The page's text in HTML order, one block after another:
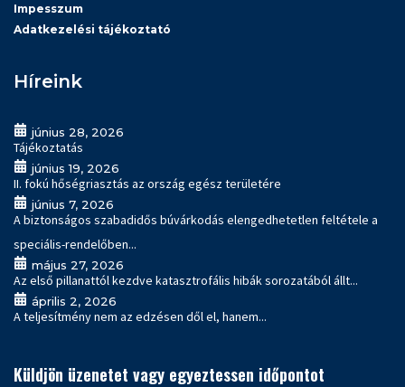
Impesszum
Adatkezelési tájékoztató
Híreink
június 28, 2026
Tájékoztatás
június 19, 2026
II. fokú hőségriasztás az ország egész területére
június 7, 2026
A biztonságos szabadidős búvárkodás elengedhetetlen feltétele a
speciális-rendelőben...
május 27, 2026
Az első pillanattól kezdve katasztrofális hibák sorozatából állt...
április 2, 2026
A teljesítmény nem az edzésen dől el, hanem...
Küldjön üzenetet vagy egyeztessen időpontot